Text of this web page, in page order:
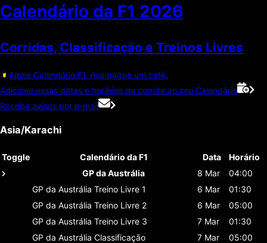
Calendário da F1 2026
Corridas, Classificaçāo e Treinos Livres
Apoie Calendário F1, nos pague um café.
Adicione essas datas e horários da corrida ao seu Calendário
Receba avisos por e-mail
Asia/Karachi
Toggle Calendário da F1 Data
Horário
GP da Austrália
8 Mar
04:00
GP da Austrália Treino Livre 1 6 Mar
01:30
GP da Austrália Treino Livre 2 6 Mar
05:00
GP da Austrália Treino Livre 3 7 Mar
01:30
GP da Austrália Classificaçāo 7 Mar
05:00